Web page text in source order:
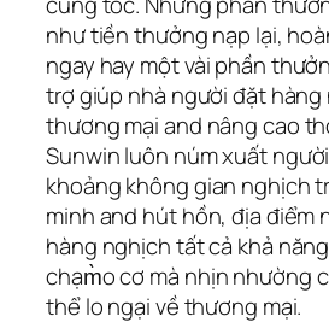
như tiền thưởng nạp lại,
ngay hay một vài phần
trợ giúp nhà người đặt
thương mại and nâng cao
Sunwin luôn núm xuất
khoảng không gian nghịch
minh and hút hồn, địa điểm
hàng nghịch tất cả khả
chạm̀o cơ mà nhịn nhường
thể lo ngại về thương mại.